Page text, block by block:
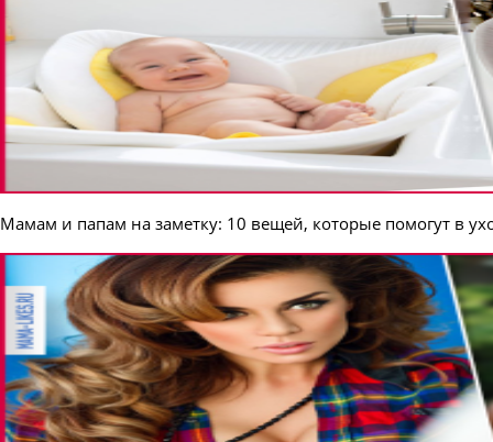
Мамам и папам на заметку: 10 вещей, которые помогут в